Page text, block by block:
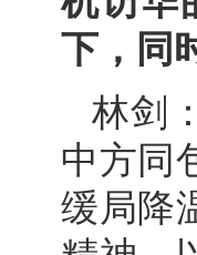
下，同
林剑
中方同
缓局降